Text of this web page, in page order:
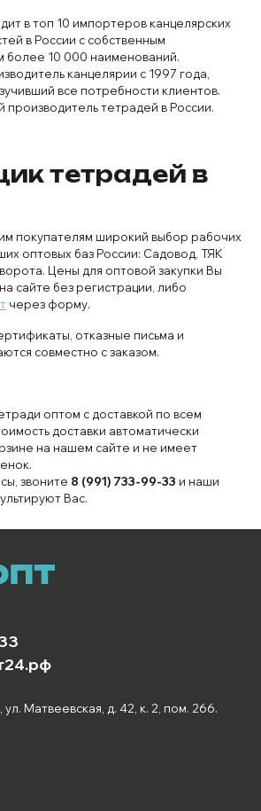
в топ 10 импортеров канцелярских
в России с собственным
более 10 000 наименований.
канцелярии с 1997 года,
все потребности клиентов.
тетрадей в России.
тетрадей в
покупателям широкий выбор рабочих
оптовых баз России: Садовод, ТЯК
Цены для оптовой закупки Вы
сайте без регистрации, либо
через форму.
отказные письма и
совместно с заказом.
оптом с доставкой по всем
доставки автоматически
на нашем сайте и не имеет
звоните 8 (991) 733-99-33 и наши
Вас.
Матвеевская, д. 42, к. 2, пом. 266.